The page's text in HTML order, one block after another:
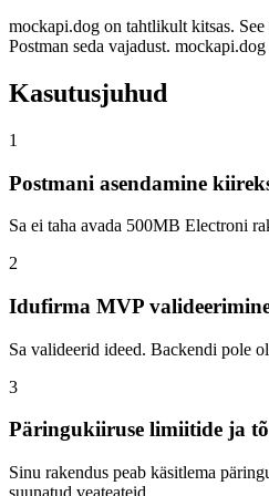
mockapi.dog on tahtlikult kitsas.
Postman seda vajadust.
Kasutusjuhud
1
Postmani asendamine
Sa ei taha avada 500MB Electroni
2
Idufirma MVP
Sa valideerid ideed. Backendi pole
3
Päringukiiruse limiitide ja
Sinu rakendus peab käsitlema
suunatud veateateid.